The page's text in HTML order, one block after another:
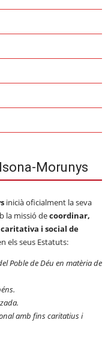
Morunys
inicià oficialment la seva
la missió decoordinar,
i social de
els seus Estatuts:
Poble de Déu en matèria de
amb fins caritatius i